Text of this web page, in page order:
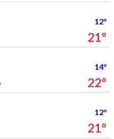
12°
21°
14°
22°
12°
21°